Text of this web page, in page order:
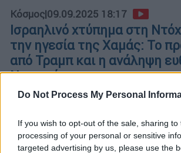
Do Not Process My Personal
If you wish to opt-out of the sale, sharing
processing of your personal or sensitive
targeted advertising by us, please use the
Κόσμος|09.09.2025 18:17
Ισραηλινό χτύπημα στη
την ηγεσία της Χαμάς: Το
από Τραμπ και η ανάληψη
Νετανιάχου
Ταυτόχρονες εκρήξεις
χτύπημα – Άγνωστη η τύχη της
Χαμάς